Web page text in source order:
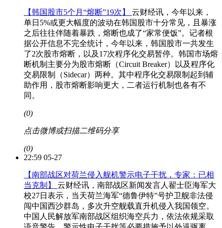
【韩国股市5个月“熔断”19次】 云财经讯，今年以来，
单日5%或更大幅度的波动在韩国股市十分常见，且暴涨
之后往往伴随着暴跌，熔断也成了“家常便饭”。记者根
据公开信息不完全统计，今年以来，韩国股市一共发生
了2次股市熔断，以及17次程序化交易暂停。韩国市场熔
断机制主要分为股市熔断（Circuit Breaker）以及程序化
交易限制（Sidecar）两种。其中程序化交易限制起到辅
助作用，股市熔断影响更大，二者运行机制也各有不
同。
(0)
点击微博或扫描二维码分享
(0)
22:59 05-27
【南部战区对荷兰侵入舰机警示电子干扰，专家：已相
当克制】 云财经讯，南部战区新闻发言人翟士臣海军大
校27日表示，当天荷兰海军“德鲁伊特”号护卫舰非法侵
闯中国西沙群岛，多次升空舰载直升机侵入我国领空。
中国人民解放军南部战区组织海空兵力，依法依规采取